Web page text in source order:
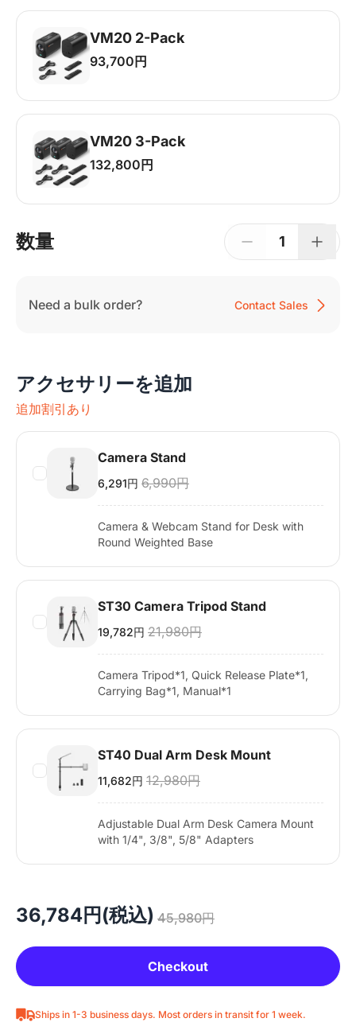
VM20 2-Pack
93,700円
2.0 Type-C Data Cable (with A-C
Quick Start Guide
VM20 3-Pack
132,800円
2.0 Type-C Data Cable (with A-C
adapter)*3, User Manual & Warranty Card &
数量 1
Need a bulk order? Contact Sales
アクセサリーを追加
追加割引あり
Camera Stand
6,291円 6,990円
Camera & Webcam Stand for Desk with
Round Weighted Base
ST30 Camera Tripod Stand
19,782円 21,980円
Camera Tripod*1, Quick Release Plate*1,
Carrying Bag*1, Manual*1
ST40 Dual Arm Desk Mount
11,682円 12,980円
Adjustable Dual Arm Desk Camera Mount
with 1/4", 3/8", 5/8" Adapters
36,784円(税込) 45,980円
Checkout
Ships in 1-3 business days. Most orders in transit for 1 week.